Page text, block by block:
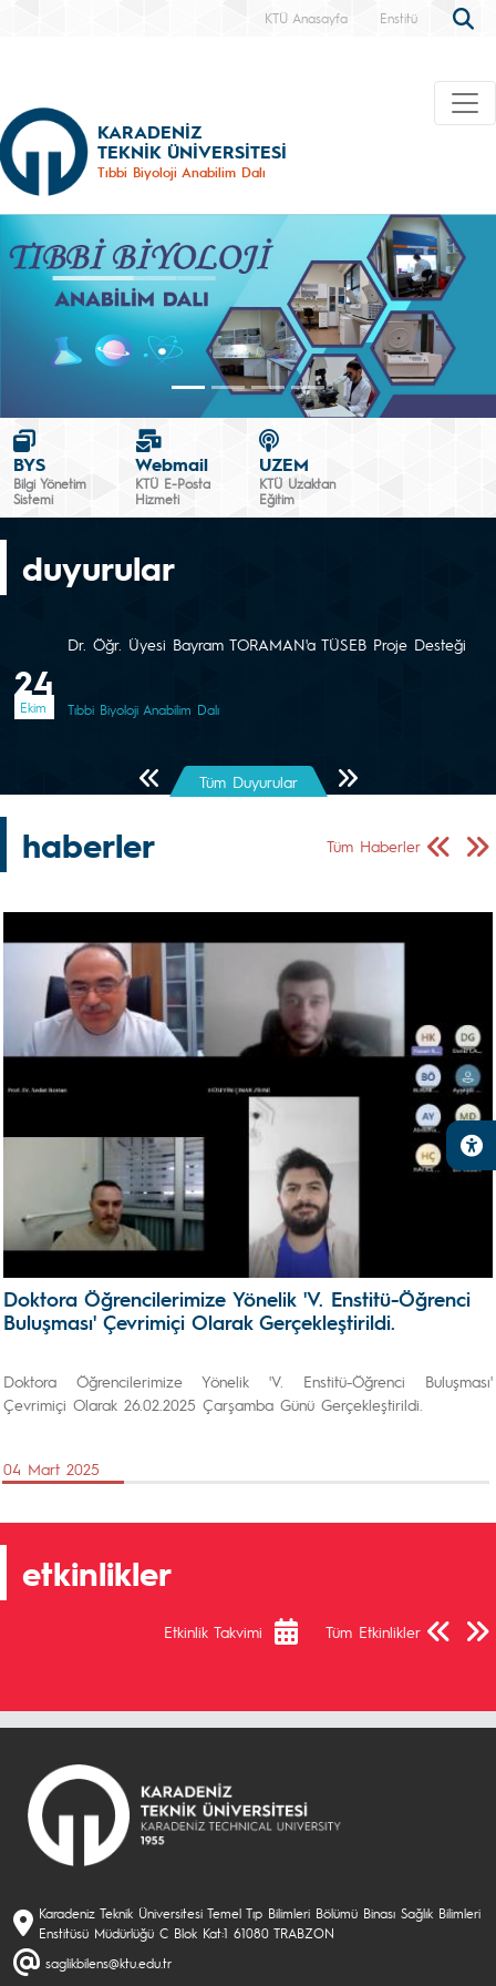
KTÜ Anasayfa Enstitü
KARADENİZ
TEKNİK ÜNİVERSİTESİ
Tıbbi Biyoloji Anabilim Dalı
BYS
Bilgi Yönetim
Sistemi
Webmail
KTÜ E-Posta
Hizmeti
UZEM
KTÜ Uzaktan
Eğitim
duyurular
24
Ekim
Dr. Öğr. Üyesi Bayram TORAMAN'a TÜSEB Proje Desteği
Tıbbi Biyoloji Anabilim Dalı
Önceki SayfaTüm Duyurular Sonraki Sayfa
haberler Tüm Haberler
Önceki
Doktora Öğrencilerimize Yönelik 'V. Enstitü-Öğrenci
Buluşması' Çevrimiçi Olarak Gerçekleştirildi.
Doktora Öğrencilerimize Yönelik 'V. Enstitü-Öğrenci Buluşması'
Çevrimiçi Olarak 26.02.2025 Çarşamba Günü Gerçekleştirildi.
04 Mart 2025
etkinlikler
Etkinlik Takvimi Tüm Etkinlikler
Önceki
Karadeniz Teknik Üniversitesi Temel Tıp Bilimleri Bölümü Binası Sağlık Bilimleri
Enstitüsü Müdürlüğü C Blok Kat:1 61080 TRABZON
saglikbilens@ktu.edu.tr